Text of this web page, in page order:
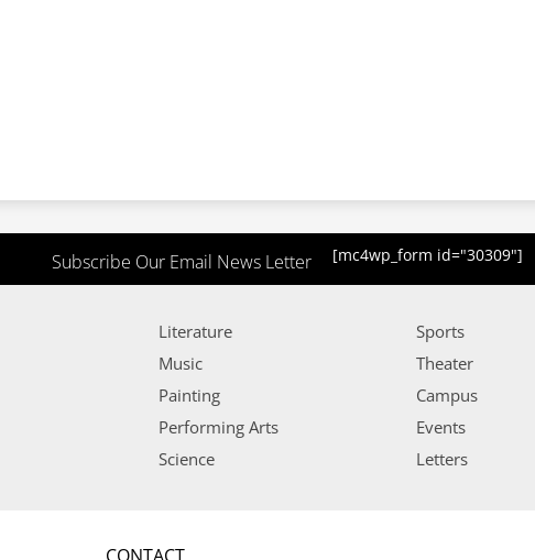
Subscribe Our Email News Letter [mc4wp_form id="30309"]
Literature
Music
Painting
Performing Arts
Science
Sports
Theater
Campus
Events
Letters